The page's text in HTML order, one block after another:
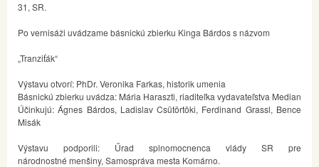
31, SR.
Po vernisáži uvádzame básnickú zbierku Kinga Bárdos s názvom
„Tranziťák“
Výstavu otvorí: PhDr. Veronika Farkas, historik umenia
Básnickú zbierku uvádza: Mária Haraszti, riaditeľka vydavateľstva Median
Účinkujú: Ágnes Bárdos, Ladislav Csütörtöki, Ferdinand Grassl, Bence
Misák
Výstavu podporili: Űrad splnomocnenca vlády SR pre
národnostné menšiny, Samospráva mesta Komárno.